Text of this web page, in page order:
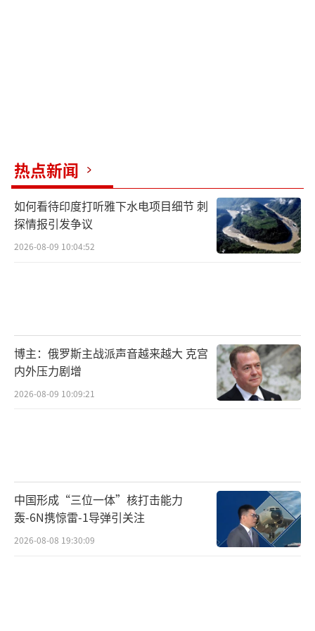
热点新闻
如何看待印度打听雅下水电项目细节 刺
探情报引发争议
2026-08-09 10:04:52
博主：俄罗斯主战派声音越来越大 克宫
内外压力剧增
2026-08-09 10:09:21
中国形成“三位一体”核打击能力
轰-6N携惊雷-1导弹引关注
2026-08-08 19:30:09